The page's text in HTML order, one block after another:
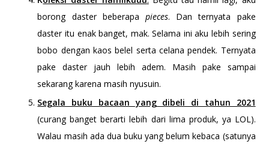
borong daster beberapa pieces. Dan ternyata pake
daster itu enak banget, mak. Selama ini aku lebih sering
bobo dengan kaos belel serta celana pendek. Ternyata
pake daster jauh lebih adem. Masih pake sampai
sekarang karena masih nyusuin.
Segala buku bacaan yang dibeli di tahun 2021
(curang banget berarti lebih dari lima produk, ya LOL).
Walau masih ada dua buku yang belum kebaca (satunya